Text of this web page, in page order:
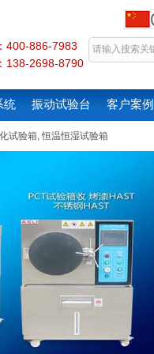
400-886-7983
138-2698-8790
统 振动试验台 客户案例
试验箱,恒温恒湿试验箱